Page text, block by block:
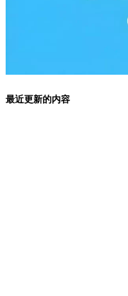
最近更新的内容